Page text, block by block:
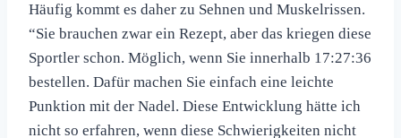
Häufig kommt es daher zu Sehnen und Muskelrissen.
“Sie brauchen zwar ein Rezept, aber das kriegen diese
Sportler schon. Möglich, wenn Sie innerhalb 17:27:36
bestellen. Dafür machen Sie einfach eine leichte
Punktion mit der Nadel. Diese Entwicklung hätte ich
nicht so erfahren, wenn diese Schwierigkeiten nicht